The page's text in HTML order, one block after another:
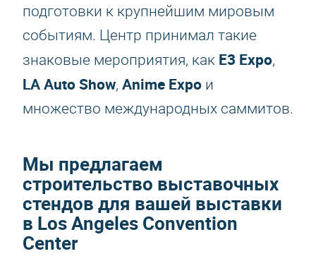
подготовки к крупнейшим мировым
событиям. Центр принимал такие
знаковые мероприятия, как E3 Expo,
LA Auto Show, Anime Expo и
множество международных саммитов.
Мы предлагаем
строительство выставочных
стендов для вашей выставки
в Los Angeles Convention
Center